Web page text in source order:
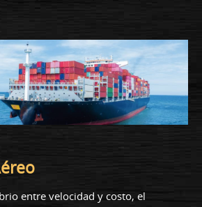
entre velocidad y costo, el